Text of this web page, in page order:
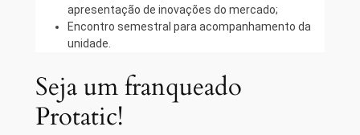
apresentação de inovações do mercado;
Encontro semestral para acompanhamento da
unidade.
Seja um franqueado
Protatic!